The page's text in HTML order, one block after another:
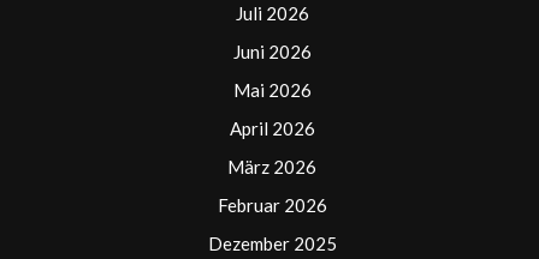
Juli 2026
Juni 2026
Mai 2026
April 2026
März 2026
Februar 2026
Dezember 2025